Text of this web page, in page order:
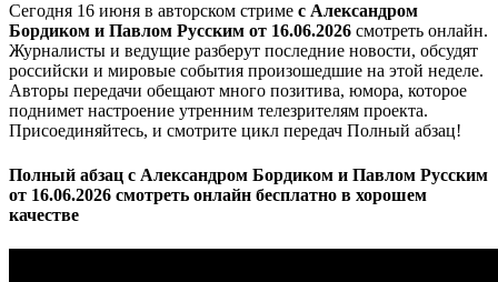
Сегодня 16 июня в авторском стриме с Александром
Бордиком и Павлом Русским от 16.06.2026 смотреть онлайн.
Журналисты и ведущие разберут последние новости, обсудят
российски и мировые события произошедшие на этой неделе.
Авторы передачи обещают много позитива, юмора, которое
поднимет настроение утренним телезрителям проекта.
Присоединяйтесь, и смотрите цикл передач Полный абзац!
Полный абзац с Александром Бордиком и Павлом Русским
от 16.06.2026 смотреть онлайн бесплатно в хорошем
качестве